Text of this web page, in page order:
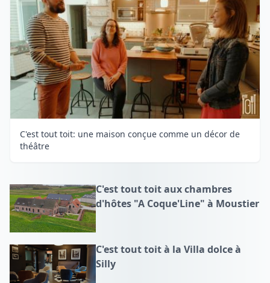
C'est tout toit: une maison conçue comme un décor de
théâtre
C'est tout toit aux chambres
d'hôtes "A Coque'Line" à Moustier
C'est tout toit à la Villa dolce à
Silly